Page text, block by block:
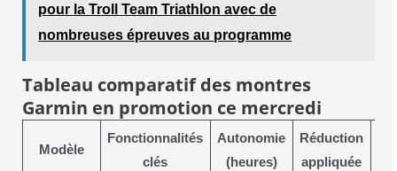
pour la Troll Team Triathlon avec de
nombreuses épreuves au programme
Tableau comparatif des montres
Garmin en promotion ce mercredi
Modèle
Fonctionnalités
clés
Autonomie
(heures)
Réduction
appliquée